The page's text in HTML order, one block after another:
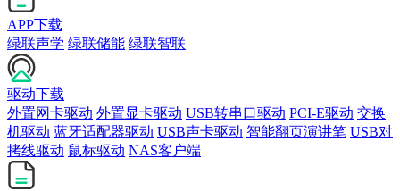
APP下载
绿联声学 绿联储能 绿联智联
驱动下载
外置网卡驱动 外置显卡驱动 USB转串口驱动 PCI-E驱动 交换
机驱动 蓝牙适配器驱动 USB声卡驱动 智能翻页演讲笔 USB对
拷线驱动 鼠标驱动 NAS客户端